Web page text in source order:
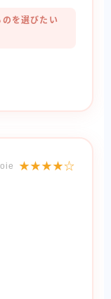
を選びたい
★★★★☆